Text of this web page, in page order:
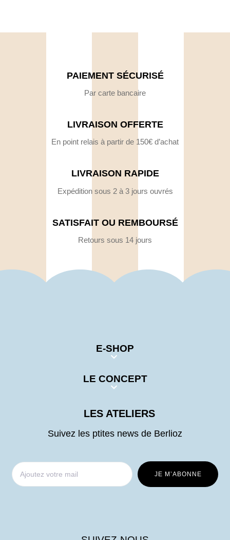
PAIEMENT SÉCURISÉ
Par carte bancaire
LIVRAISON OFFERTE
En point relais à partir de 150€ d’achat
LIVRAISON RAPIDE
Expédition sous 2 à 3 jours ouvrés
SATISFAIT OU REMBOURSÉ
Retours sous 14 jours
E-SHOP
LE CONCEPT
LES ATELIERS
Suivez les ptites news de Berlioz